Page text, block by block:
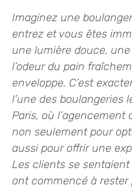
Imaginez une
entrez et vous êtes
une lumière douce,
l’odeur du pain
enveloppe. C’est
l’une des boulangeries
Paris, où l’agencement
non seulement pour
aussi pour offrir une
Les clients se sentaient
ont commencé à